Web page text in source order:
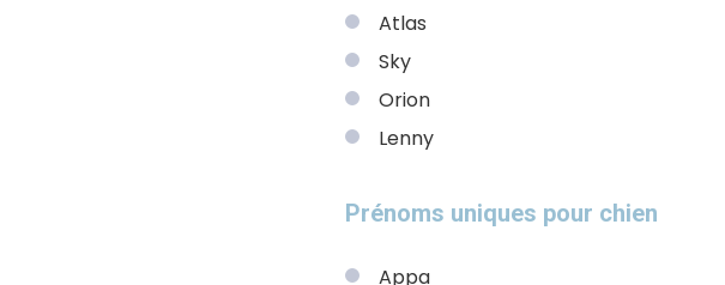
Atlas
Sky
Orion
Lenny
Prénoms uniques pour chien
Appa